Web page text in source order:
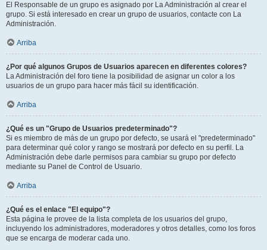
El Responsable de un grupo es asignado por La Administración al crear el
grupo. Si está interesado en crear un grupo de usuarios, contacte con La
Administración.
Arriba
¿Por qué algunos Grupos de Usuarios aparecen en diferentes colores?
La Administración del foro tiene la posibilidad de asignar un color a los
usuarios de un grupo para hacer más fácil su identificación.
Arriba
¿Qué es un "Grupo de Usuarios predeterminado"?
Si es miembro de más de un grupo por defecto, se usará el "predeterminado"
para determinar qué color y rango se mostrará por defecto en su perfil. La
Administración debe darle permisos para cambiar su grupo por defecto
mediante su Panel de Control de Usuario.
Arriba
¿Qué es el enlace "El equipo"?
Esta página le provee de la lista completa de los usuarios del grupo,
incluyendo los administradores, moderadores y otros detalles, como los foros
que se encarga de moderar cada uno.